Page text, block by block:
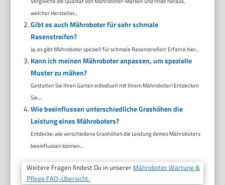
welcher Hersteller...
Gibt es auch Mähroboter für sehr schmale
Rasenstreifen?
Ja, es gibt Mähroboter speziell für schmale Rasenstreifen! Erfahre hier...
Kann ich meinen Mähroboter anpassen, um spezielle
Muster zu mähen?
Gestalten Sie Ihren Garten individuell mit Ihrem Mähroboter! Entdecken
Sie,...
Wie beeinflussen unterschiedliche Grashöhen die
Leistung eines Mähroboters?
Entdecke, wie verschiedene Grashöhen die Leistung deines Mähroboters
beeinflussen können...
Weitere Fragen findest Du in unserer Mähroboter Wartung &
Pflege FAQ-Übersicht.